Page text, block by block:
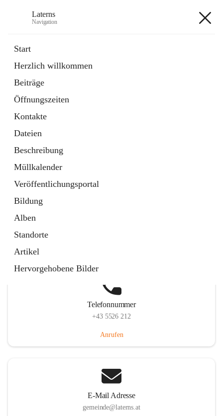
Laterns
Navigation
Start
Herzlich willkommen
Beiträge
Öffnungszeiten
Kontakte
Dateien
Beschreibung
Müllkalender
Veröffentlichungsportal
Bildung
Alben
Standorte
Artikel
Hervorgehobene Bilder
11 Schnellzugriffe
Soziales
1 Schnellzugriff
Telefonnummer
+43 5526 212
Anrufen
E-Mail Adresse
gemeinde@laterns.at